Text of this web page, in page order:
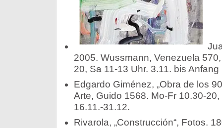
2005. Wussmann, Venezuela
20, Sa 11-13 Uhr. 3.11. bis
Edgardo Giménez, „Obra de los
Arte, Guido 1568. Mo-Fr 10.30-
16.11.-31.12.
Rivarola, „Construcción“, Fotos.